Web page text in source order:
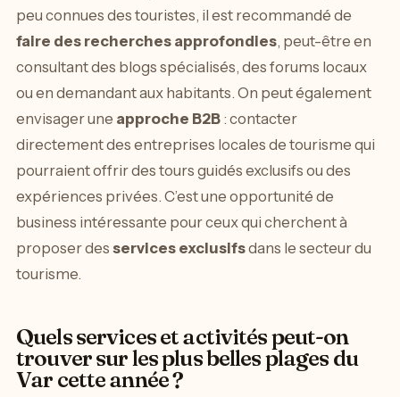
peu connues des touristes, il est recommandé de
faire des recherches approfondies, peut-être en
consultant des blogs spécialisés, des forums locaux
ou en demandant aux habitants. On peut également
envisager une approche B2B : contacter
directement des entreprises locales de tourisme qui
pourraient offrir des tours guidés exclusifs ou des
expériences privées. C’est une opportunité de
business intéressante pour ceux qui cherchent à
proposer des services exclusifsdans le secteur du
tourisme.
Quels services et activités peut-on
trouver sur les plus belles plages du
Var cette année ?